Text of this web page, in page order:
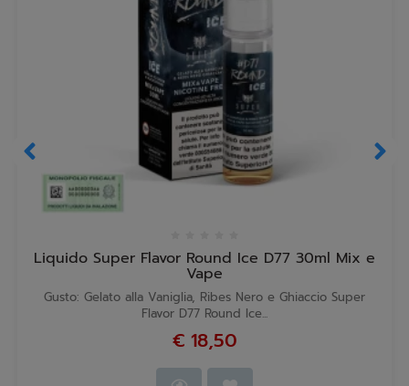
Liquido Super Flavor Round Ice D77 30ml Mix e
Vape
Gusto: Gelato alla Vaniglia, Ribes Nero e Ghiaccio Super
Flavor D77 Round Ice...
€ 18,50